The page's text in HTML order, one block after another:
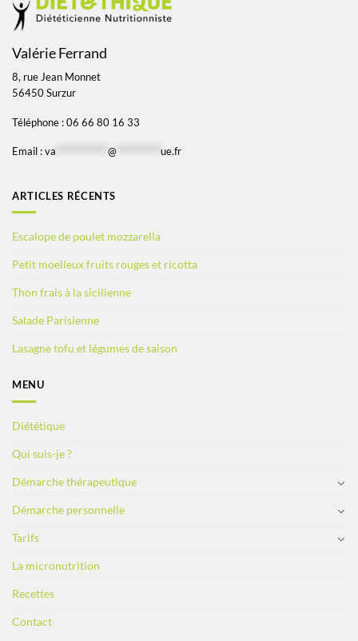
Valérie Ferrand
8, rue Jean Monnet
56450 Surzur
Téléphone : 06 66 80 16 33
Email : va @ ue.fr
ARTICLES RÉCENTS
Escalope de poulet mozzarella
Petit moelleux fruits rouges et ricotta
Thon frais à la sicilienne
Salade Parisienne
Lasagne tofu et légumes de saison
MENU
Diététique
Qui suis-je ?
Démarche thérapeutique
Démarche personnelle
Tarifs
La micronutrition
Recettes
Contact